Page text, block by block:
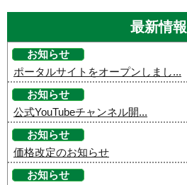
最新情報
お知らせ
ポータルサイトをオープンしまし...
お知らせ
公式YouTubeチャンネル開...
お知らせ
価格改定のお知らせ
お知らせ